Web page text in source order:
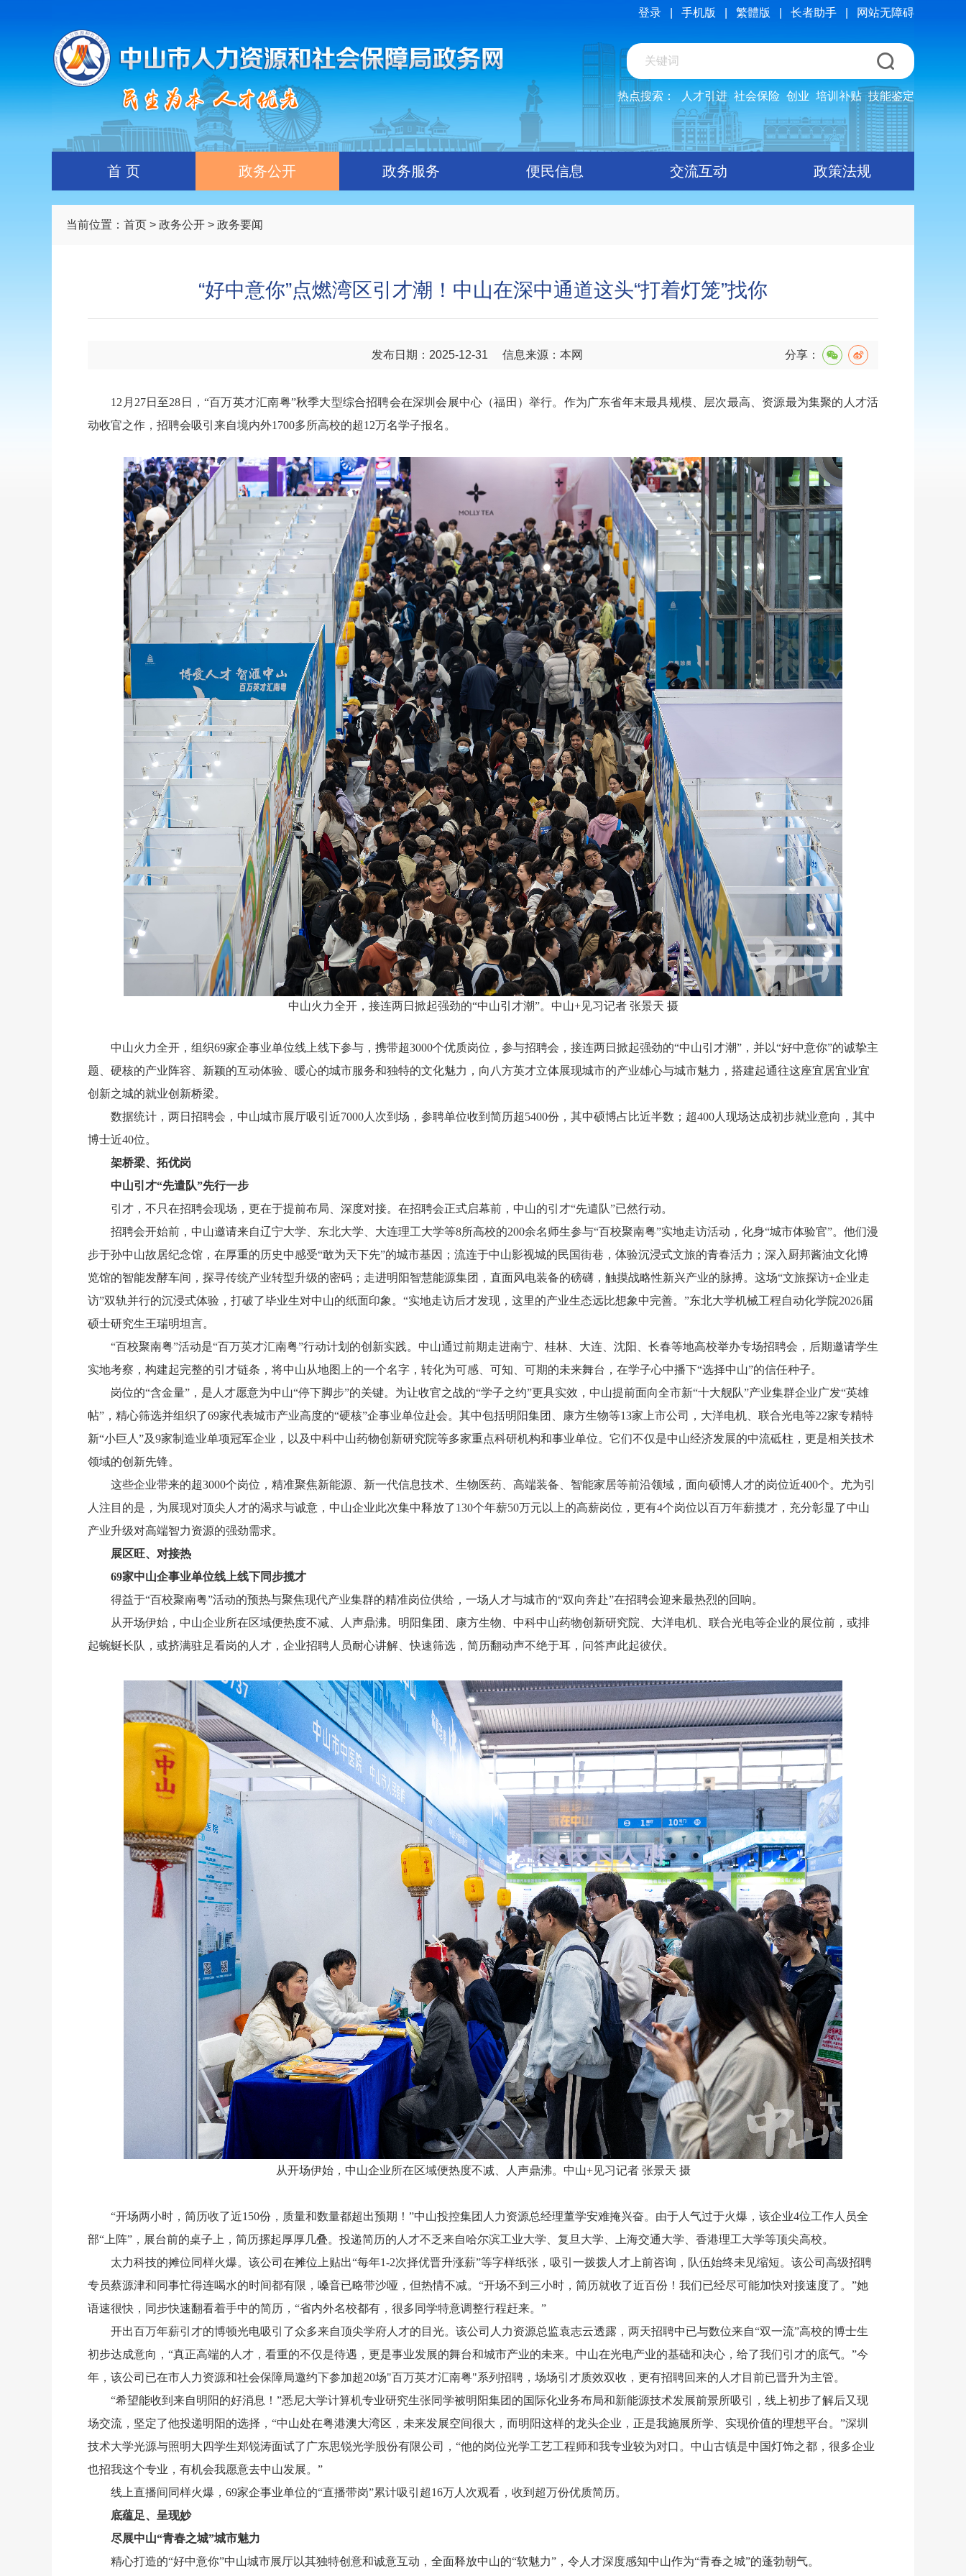
登录 手机版 繁體版 长者助手 网站无障碍
热点搜索： 人才引进 社会保险 创业 培训补贴 技能鉴定
首 页 政务公开 政务服务 便民信息 交流互动 政策法规
当前位置： 首页 > 政务公开 > 政务要闻
“好中意你”点燃湾区引才潮！中山在深中通道这头“打着灯笼”找你
发布日期：2025-12-31 信息来源：本网 分享：
12月27日至28日，“百万英才汇南粤”秋季大型综合招聘会在深圳会展中心（福田）举行。作为广东省年末最具规模、层次最高、资源最为集聚的人才活
动收官之作，招聘会吸引来自境内外1700多所高校的超12万名学子报名。
中山火力全开，接连两日掀起强劲的“中山引才潮”。中山+见习记者 张景天 摄
中山火力全开，组织69家企事业单位线上线下参与，携带超3000个优质岗位，参与招聘会，接连两日掀起强劲的“中山引才潮”，并以“好中意你”的诚挚主
题、硬核的产业阵容、新颖的互动体验、暖心的城市服务和独特的文化魅力，向八方英才立体展现城市的产业雄心与城市魅力，搭建起通往这座宜居宜业宜
创新之城的就业创新桥梁。
数据统计，两日招聘会，中山城市展厅吸引近7000人次到场，参聘单位收到简历超5400份，其中硕博占比近半数；超400人现场达成初步就业意向，其中
博士近40位。
架桥梁、拓优岗
中山引才“先遣队”先行一步
引才，不只在招聘会现场，更在于提前布局、深度对接。在招聘会正式启幕前，中山的引才“先遣队”已然行动。
招聘会开始前，中山邀请来自辽宁大学、东北大学、大连理工大学等8所高校的200余名师生参与“百校聚南粤”实地走访活动，化身“城市体验官”。他们漫
步于孙中山故居纪念馆，在厚重的历史中感受“敢为天下先”的城市基因；流连于中山影视城的民国街巷，体验沉浸式文旅的青春活力；深入厨邦酱油文化博
览馆的智能发酵车间，探寻传统产业转型升级的密码；走进明阳智慧能源集团，直面风电装备的磅礴，触摸战略性新兴产业的脉搏。这场“文旅探访+企业走
访”双轨并行的沉浸式体验，打破了毕业生对中山的纸面印象。“实地走访后才发现，这里的产业生态远比想象中完善。”东北大学机械工程自动化学院2026届
硕士研究生王瑞明坦言。
“百校聚南粤”活动是“百万英才汇南粤”行动计划的创新实践。中山通过前期走进南宁、桂林、大连、沈阳、长春等地高校举办专场招聘会，后期邀请学生
实地考察，构建起完整的引才链条，将中山从地图上的一个名字，转化为可感、可知、可期的未来舞台，在学子心中播下“选择中山”的信任种子。
岗位的“含金量”，是人才愿意为中山“停下脚步”的关键。为让收官之战的“学子之约”更具实效，中山提前面向全市新“十大舰队”产业集群企业广发“英雄
帖”，精心筛选并组织了69家代表城市产业高度的“硬核”企事业单位赴会。其中包括明阳集团、康方生物等13家上市公司，大洋电机、联合光电等22家专精特
新“小巨人”及9家制造业单项冠军企业，以及中科中山药物创新研究院等多家重点科研机构和事业单位。它们不仅是中山经济发展的中流砥柱，更是相关技术
领域的创新先锋。
这些企业带来的超3000个岗位，精准聚焦新能源、新一代信息技术、生物医药、高端装备、智能家居等前沿领域，面向硕博人才的岗位近400个。尤为引
人注目的是，为展现对顶尖人才的渴求与诚意，中山企业此次集中释放了130个年薪50万元以上的高薪岗位，更有4个岗位以百万年薪揽才，充分彰显了中山
产业升级对高端智力资源的强劲需求。
展区旺、对接热
69家中山企事业单位线上线下同步揽才
得益于“百校聚南粤”活动的预热与聚焦现代产业集群的精准岗位供给，一场人才与城市的“双向奔赴”在招聘会迎来最热烈的回响。
从开场伊始，中山企业所在区域便热度不减、人声鼎沸。明阳集团、康方生物、中科中山药物创新研究院、大洋电机、联合光电等企业的展位前，或排
起蜿蜒长队，或挤满驻足看岗的人才，企业招聘人员耐心讲解、快速筛选，简历翻动声不绝于耳，问答声此起彼伏。
从开场伊始，中山企业所在区域便热度不减、人声鼎沸。中山+见习记者 张景天 摄
“开场两小时，简历收了近150份，质量和数量都超出预期！”中山投控集团人力资源总经理董学安难掩兴奋。由于人气过于火爆，该企业4位工作人员全
部“上阵”，展台前的桌子上，简历摞起厚厚几叠。投递简历的人才不乏来自哈尔滨工业大学、复旦大学、上海交通大学、香港理工大学等顶尖高校。
太力科技的摊位同样火爆。该公司在摊位上贴出“每年1-2次择优晋升涨薪”等字样纸张，吸引一拨拨人才上前咨询，队伍始终未见缩短。该公司高级招聘
专员蔡源津和同事忙得连喝水的时间都有限，嗓音已略带沙哑，但热情不减。“开场不到三小时，简历就收了近百份！我们已经尽可能加快对接速度了。”她
语速很快，同步快速翻看着手中的简历，“省内外名校都有，很多同学特意调整行程赶来。”
开出百万年薪引才的博顿光电吸引了众多来自顶尖学府人才的目光。该公司人力资源总监袁志云透露，两天招聘中已与数位来自“双一流”高校的博士生
初步达成意向，“真正高端的人才，看重的不仅是待遇，更是事业发展的舞台和城市产业的未来。中山在光电产业的基础和决心，给了我们引才的底气。”今
年，该公司已在市人力资源和社会保障局邀约下参加超20场"百万英才汇南粤"系列招聘，场场引才质效双收，更有招聘回来的人才目前已晋升为主管。
“希望能收到来自明阳的好消息！”悉尼大学计算机专业研究生张同学被明阳集团的国际化业务布局和新能源技术发展前景所吸引，线上初步了解后又现
场交流，坚定了他投递明阳的选择，“中山处在粤港澳大湾区，未来发展空间很大，而明阳这样的龙头企业，正是我施展所学、实现价值的理想平台。”深圳
技术大学光源与照明大四学生郑锐涛面试了广东思锐光学股份有限公司，“他的岗位光学工艺工程师和我专业较为对口。中山古镇是中国灯饰之都，很多企业
也招我这个专业，有机会我愿意去中山发展。”
线上直播间同样火爆，69家企事业单位的“直播带岗”累计吸引超16万人次观看，收到超万份优质简历。
底蕴足、呈现妙
尽展中山“青春之城”城市魅力
精心打造的“好中意你”中山城市展厅以其独特创意和诚意互动，全面释放中山的“软魅力”，令人才深度感知中山作为“青春之城”的蓬勃朝气。